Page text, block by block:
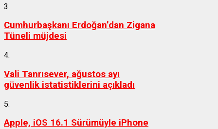
3.
Cumhurbaşkanı Erdoğan’dan Zigana
Tüneli müjdesi
4.
Vali Tanrısever, ağustos ayı
güvenlik istatistiklerini açıkladı
5.
Apple, iOS 16.1 Sürümüyle iPhone